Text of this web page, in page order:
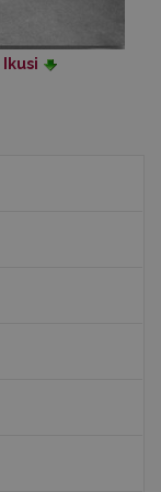
Ikusi